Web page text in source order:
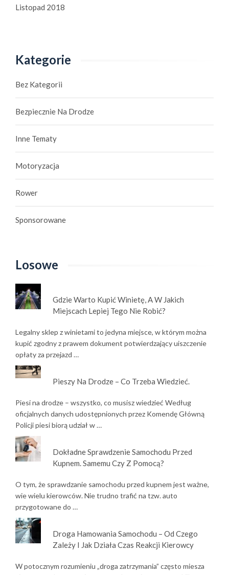
Listopad 2018
Kategorie
Bez Kategorii
Bezpiecznie Na Drodze
Inne Tematy
Motoryzacja
Rower
Sponsorowane
Losowe
Gdzie Warto Kupić Winietę, A W Jakich
Miejscach Lepiej Tego Nie Robić?
Legalny sklep z winietami to jedyna miejsce, w którym można
kupić zgodny z prawem dokument potwierdzający uiszczenie
opłaty za przejazd …
Pieszy Na Drodze – Co Trzeba Wiedzieć.
Piesi na drodze – wszystko, co musisz wiedzieć Według
oficjalnych danych udostępnionych przez Komendę Główną
Policji piesi biorą udział w …
Dokładne Sprawdzenie Samochodu Przed
Kupnem. Samemu Czy Z Pomocą?
O tym, że sprawdzanie samochodu przed kupnem jest ważne,
wie wielu kierowców. Nie trudno trafić na tzw. auto
przygotowane do …
Droga Hamowania Samochodu – Od Czego
Zależy I Jak Działa Czas Reakcji Kierowcy
W potocznym rozumieniu „droga zatrzymania” często miesza